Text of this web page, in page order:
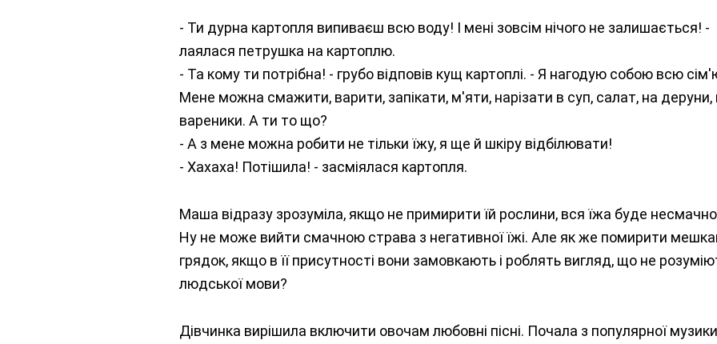
- Ти дурна картопля випиваєш всю воду! І мені зовсім нічого не залишається! -
лаялася петрушка на картоплю.
- Та кому ти потрібна! - грубо відповів кущ картоплі. - Я нагодую собою всю
Мене можна смажити, варити, запікати, м'яти, нарізати в суп, салат, на деруни,
вареники. А ти то що?
- А з мене можна робити не тільки їжу, я ще й шкіру відбілювати!
- Хахаха! Потішила! - засміялася картопля.
Маша відразу зрозуміла, якщо не примирити їй рослини, вся їжа буде
Ну не може вийти смачною страва з негативної їжі. Але як же помирити
грядок, якщо в її присутності вони замовкають і роблять вигляд, що не
людської мови?
Дівчинка вирішила включити овочам любовні пісні. Почала з популярної